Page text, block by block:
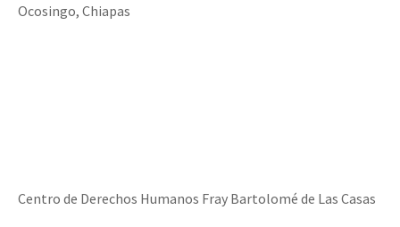
Ocosingo, Chiapas
Centro de Derechos Humanos Fray Bartolomé de Las Casas